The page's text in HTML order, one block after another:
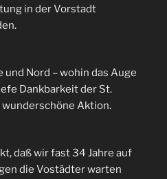
in der Vorstadt
und Nord – wohin das Auge
Dankbarkeit der St.
wunderschöne Aktion.
daß wir fast 34 Jahre auf
die Vostädter warten